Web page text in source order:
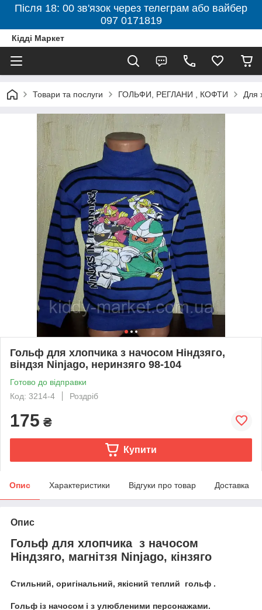
Після 18: 00 зв'язок через телеграм або вайбер
097 0171819
Кідді Маркет
Товари та послуги ГОЛЬФИ, РЕГЛАНИ , КОФТИ Для
Гольф для хлопчика з начосом Ніндзяго,
віндзя Ninjago, неринзяго 98-104
Готово до відправки
Код: 3214-4
Роздріб
175 ₴
Купити
Опис Характеристики Відгуки про товар Доставка
Опис
Гольф для хлопчика з начосом
Ніндзяго, магнітзя Ninjago, кінзяго
Стильний, оригінальний, якісний теплий гольф .
Гольф із начосом і з улюбленими персонажами.